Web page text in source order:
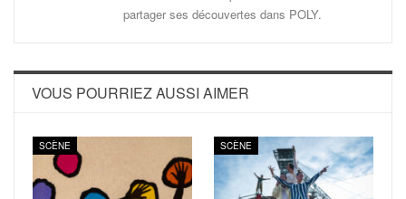
partager ses découvertes dans POLY.
VOUS POURRIEZ AUSSI AIMER
SCÈNE SCÈNE